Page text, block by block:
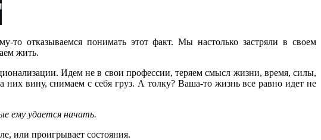
отказываемся понимать этот факт. Мы настолько застряли в своем
жить.
Идем не в свои профессии, теряем смысл жизни, время, силы,
вину, снимаем с себя груз. А толку? Ваша-то жизнь все равно идет не
ему удается начать.
или проигрывает состояния.